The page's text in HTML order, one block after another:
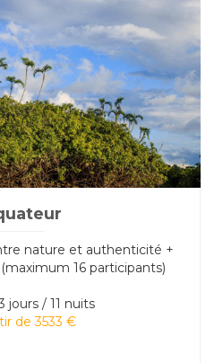
nature et authenticité +
16 participants)
jours / 11 nuits
de 3533 €